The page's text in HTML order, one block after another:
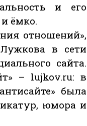
и его
ёмко.
отношений»,
в сети
сайта.
– lujkov.ru: в
была
юмора и